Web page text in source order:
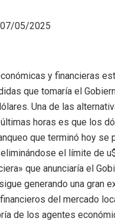
05/2025
y financieras
que tomaría el
Una de las
horas es que los
que terminó hoy se
el límite de
que anunciaría el
generando una gran
del mercado
de los agentes